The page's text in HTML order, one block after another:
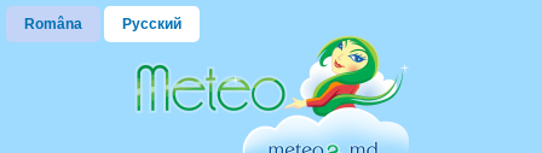
Româna Русский